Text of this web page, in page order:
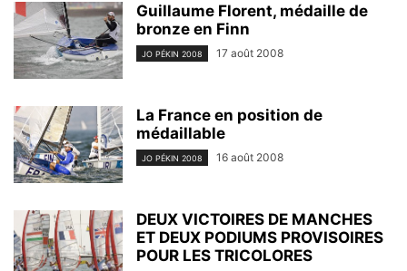
Guillaume Florent, médaille de
bronze en Finn
JO PÉKIN 2008 17 août 2008
La France en position de
médaillable
JO PÉKIN 2008 16 août 2008
DEUX VICTOIRES DE MANCHES
ET DEUX PODIUMS PROVISOIRES
POUR LES TRICOLORES